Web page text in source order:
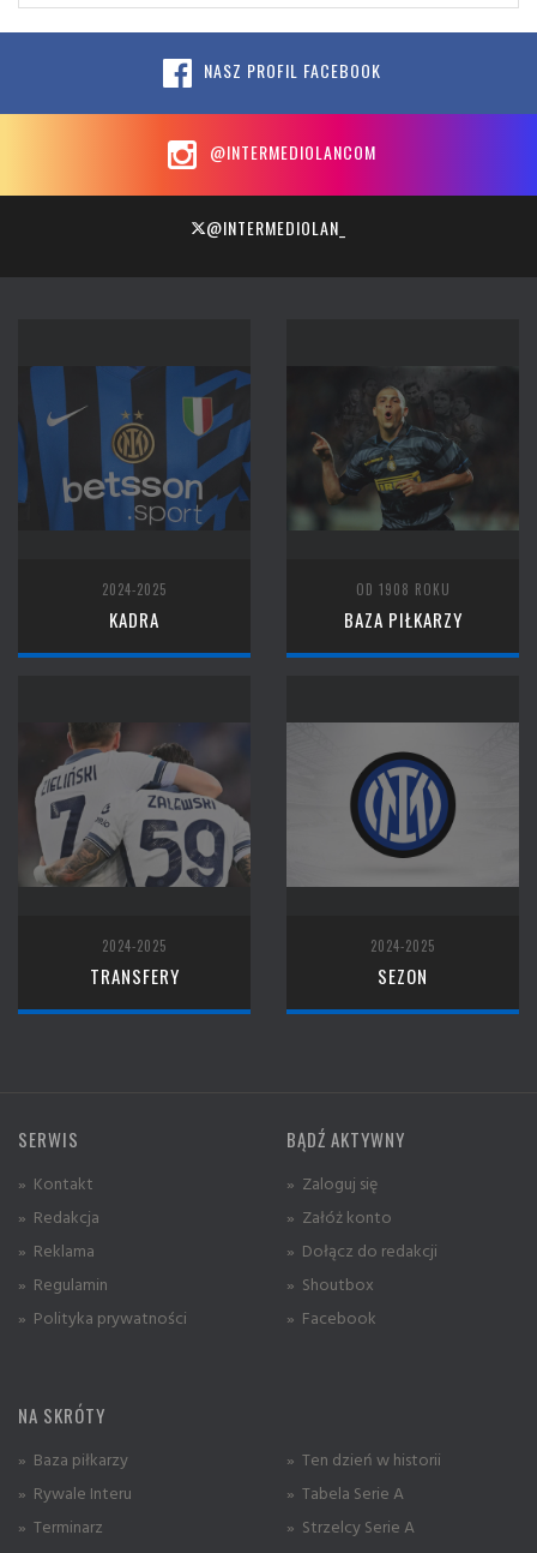
NASZ PROFIL FACEBOOK
@INTERMEDIOLANCOM
@INTERMEDIOLAN_
2024-2025
KADRA
OD 1908 ROKU
BAZA PIŁKARZY
2024-2025
TRANSFERY
2024-2025
SEZON
SERWIS
» Kontakt
» Redakcja
» Reklama
» Regulamin
» Polityka prywatności
BĄDŹ AKTYWNY
» Zaloguj się
» Załóż konto
» Dołącz do redakcji
» Shoutbox
» Facebook
NA SKRÓTY
» Baza piłkarzy
» Rywale Interu
» Terminarz
» Ten dzień w historii
» Tabela Serie A
» Strzelcy Serie A